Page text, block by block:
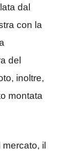
dal
con la
del
inoltre,
montata
il